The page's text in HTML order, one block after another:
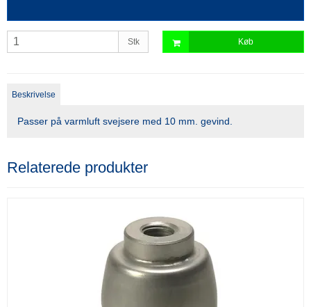
Stk Køb
Beskrivelse
Passer på varmluft svejsere med 10 mm. gevind.
Relaterede produkter